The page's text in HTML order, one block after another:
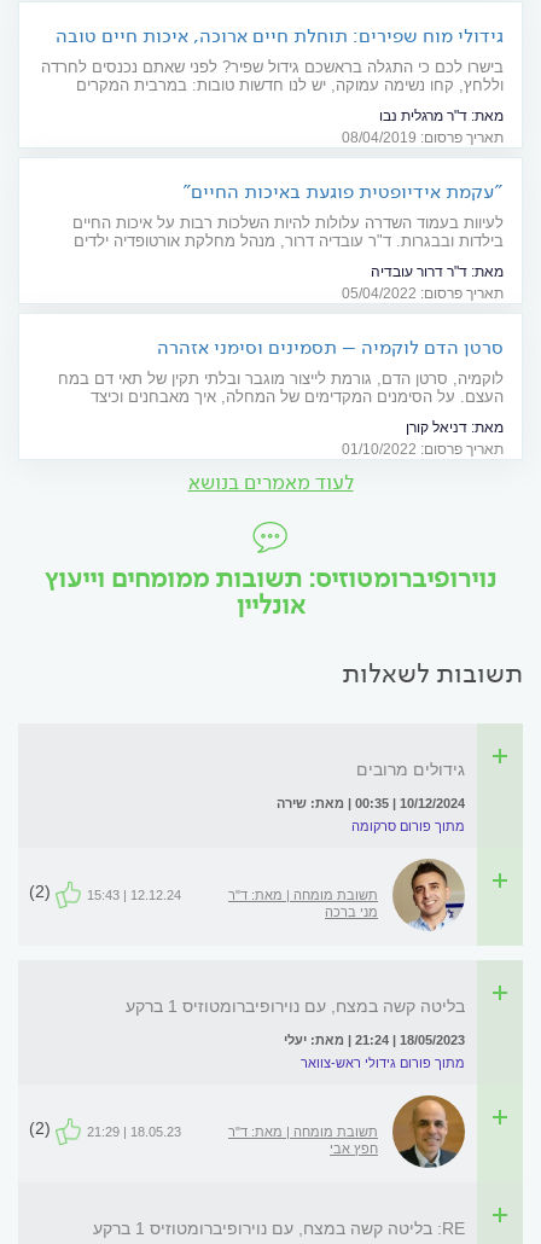
גידולי מוח שפירים: תוחלת חיים ארוכה, איכות חיים טובה
בישרו לכם כי התגלה בראשכם גידול שפיר? לפני שאתם נכנסים לחרדה
וללחץ, קחו נשימה עמוקה, יש לנו חדשות טובות: במרבית המקרים
לחזור לשגרה מלאה
מאת: ד"ר מרגלית נבו
תאריך פרסום: 08/04/2019
"עקמת אידיופטית פוגעת באיכות החיים"
לעיוות בעמוד השדרה עלולות להיות השלכות רבות על איכות החיים
בילדות ובבגרות. ד"ר עובדיה דרור, מנהל מחלקת אורטופדיה ילדים
אידיופטית, האבחון הטיפול וחשיבות המעקב
מאת: ד"ר דרור עובדיה
תאריך פרסום: 05/04/2022
סרטן הדם לוקמיה – תסמינים וסימני אזהרה
לוקמיה, סרטן הדם, גורמת לייצור מוגבר ובלתי תקין של תאי דם במח
העצם. על הסימנים המקדימים של המחלה, איך מאבחנים וכיצד
מאת: דניאל קורן
תאריך פרסום: 01/10/2022
לעוד מאמרים בנושא
נוירופיברומטוזיס: תשובות ממומחים וייעוץ
אונליין
תשובות לשאלות
גידולים מרובים
10/12/2024 | 00:35 | מאת: שירה
מתוך פורום סרקומה
תשובת מומחה | מאת: ד"ר
מני ברכה
12.12.24 | 15:43
(2)
בליטה קשה במצח, עם נוירופיברומטוזיס 1 ברקע
18/05/2023 | 21:24 | מאת: יעלי
מתוך פורום גידולי ראש-צוואר
תשובת מומחה | מאת: ד"ר
חפץ אבי
18.05.23 | 21:29
(2)
RE: בליטה קשה במצח, עם נוירופיברומטוזיס 1 ברקע